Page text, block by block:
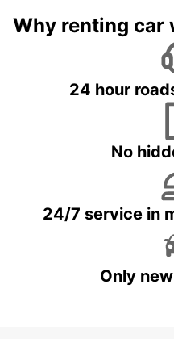
Why renting car
24 hour
No
24/7 service in
Only